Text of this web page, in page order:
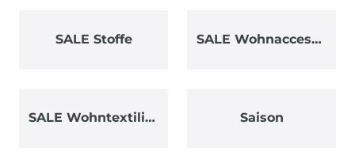
SALE Stoffe SALE Wohnaccessoires
SALE Wohntextilien Saison